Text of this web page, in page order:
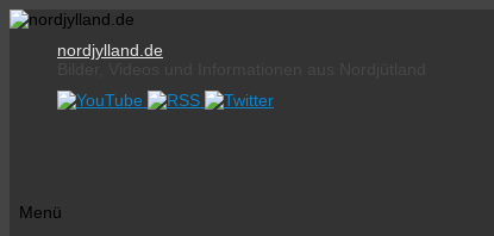
nordjylland.de
Menü